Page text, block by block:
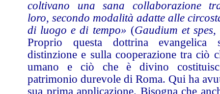
coltivano una sana collaborazione
loro, secondo modalità adatte alle
di luogo e di tempo» (Gaudium et spes,
Proprio questa dottrina evangelica
distinzione e sulla cooperazione tra ciò
umano e ciò che è divino
patrimonio durevole di Roma. Qui ha
sua prima applicazione. Bisogna che